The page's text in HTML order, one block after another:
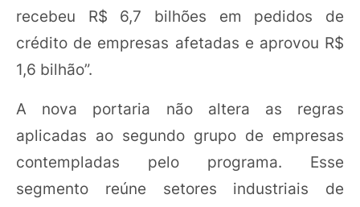
recebeu R$ 6,7 bilhões em pedidos de
crédito de empresas afetadas e aprovou R$
1,6 bilhão”.
A nova portaria não altera as regras
aplicadas ao segundo grupo de empresas
contempladas pelo programa. Esse
segmento reúne setores industriais de